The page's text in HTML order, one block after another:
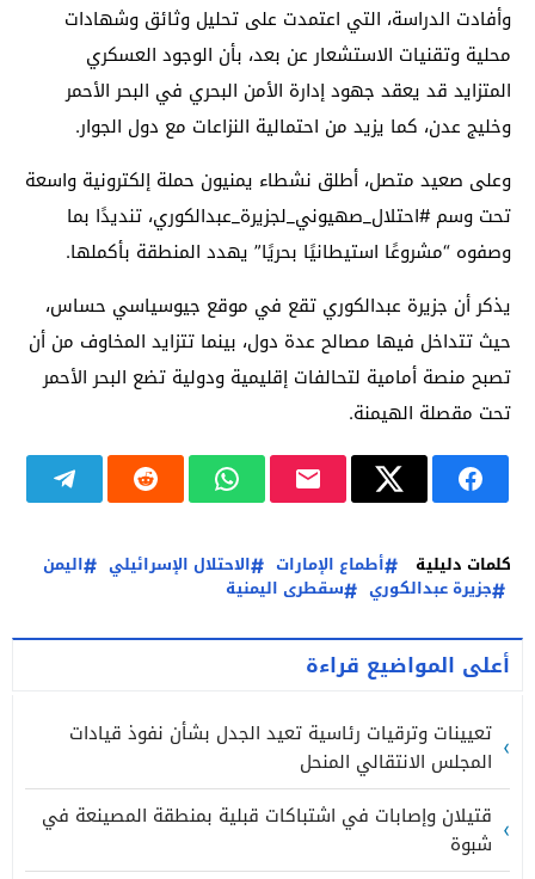
وأفادت الدراسة، التي اعتمدت على تحليل وثائق وشهادات
محلية وتقنيات الاستشعار عن بعد، بأن الوجود العسكري
المتزايد قد يعقد جهود إدارة الأمن البحري في البحر الأحمر
وخليج عدن، كما يزيد من احتمالية النزاعات مع دول الجوار.
وعلى صعيد متصل، أطلق نشطاء يمنيون حملة إلكترونية واسعة
تحت وسم #احتلال_صهيوني_لجزيرة_عبدالكوري، تنديدًا بما
وصفوه “مشروعًا استيطانيًا بحريًا” يهدد المنطقة بأكملها.
يذكر أن جزيرة عبدالكوري تقع في موقع جيوسياسي حساس،
حيث تتداخل فيها مصالح عدة دول، بينما تتزايد المخاوف من أن
تصبح منصة أمامية لتحالفات إقليمية ودولية تضع البحر الأحمر
تحت مقصلة الهيمنة.
كلمات دليلية أطماع الإمارات الاحتلال الإسرائيلي
اليمن
جزيرة عبدالكوري
سقطرى اليمنية
أعلى المواضيع قراءة
تعيينات وترقيات رئاسية تعيد الجدل بشأن نفوذ قيادات
المجلس الانتقالي المنحل
قتيلان وإصابات في اشتباكات قبلية بمنطقة المصينعة في
شبوة